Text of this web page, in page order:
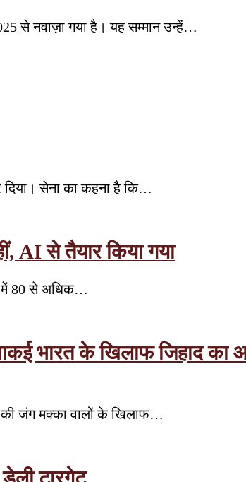
से नवाज़ा गया है। यह सम्मान उन्हें…
दिया। सेना का कहना है कि…
AI से तैयार किया गया
में 80 से अधिक…
वाकई भारत के खिलाफ जिहाद
जंग मक्का वालों के खिलाफ…